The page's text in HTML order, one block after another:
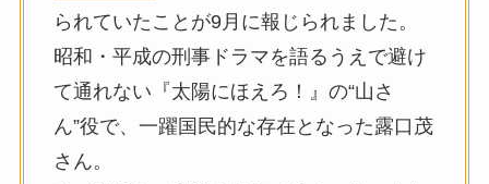
られていたことが9月に報じられました。
昭和・平成の刑事ドラマを語るうえで避け
て通れない『太陽にほえろ！』の“山さ
ん”役で、一躍国民的な存在となった露口茂
さん。